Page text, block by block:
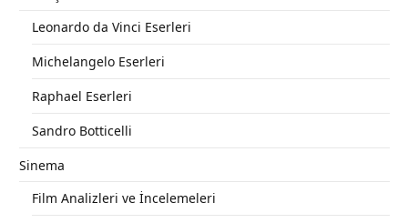
Leonardo da Vinci Eserleri
Michelangelo Eserleri
Raphael Eserleri
Sandro Botticelli
Sinema
Film Analizleri ve İncelemeleri